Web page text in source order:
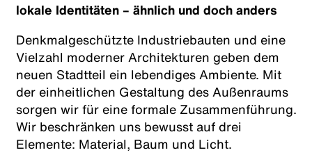
lokale Identitäten – ähnlich und doch anders
Denkmalgeschützte Industriebauten und eine
Vielzahl moderner Architekturen geben dem
neuen Stadtteil ein lebendiges Ambiente. Mit
der einheitlichen Gestaltung des Außenraums
sorgen wir für eine formale Zusammenführung.
Wir beschränken uns bewusst auf drei
Elemente: Material, Baum und Licht.